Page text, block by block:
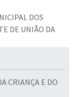
CRIANÇA E DO